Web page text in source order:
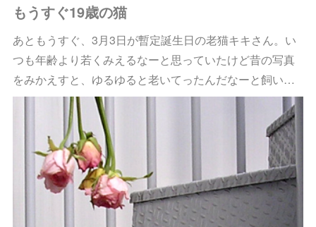
もうすぐ19歳の猫
あともうすぐ、3月3日が暫定誕生日の老猫キキさん。い
つも年齢より若くみえるなーと思っていたけど昔の写真
をみかえすと、ゆるゆると老いてったんだなーと飼い…